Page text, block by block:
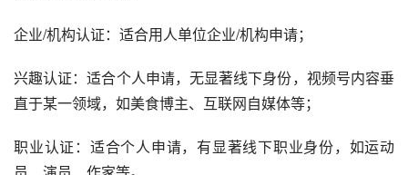
企业/机构认证：适合用人单位企业/机构申请；
兴趣认证：适合个人申请，无显著线下身份，视频号内容垂
直于某一领域，如美食博主、互联网自媒体等；
职业认证：适合个人申请，有显著线下职业身份，如运动